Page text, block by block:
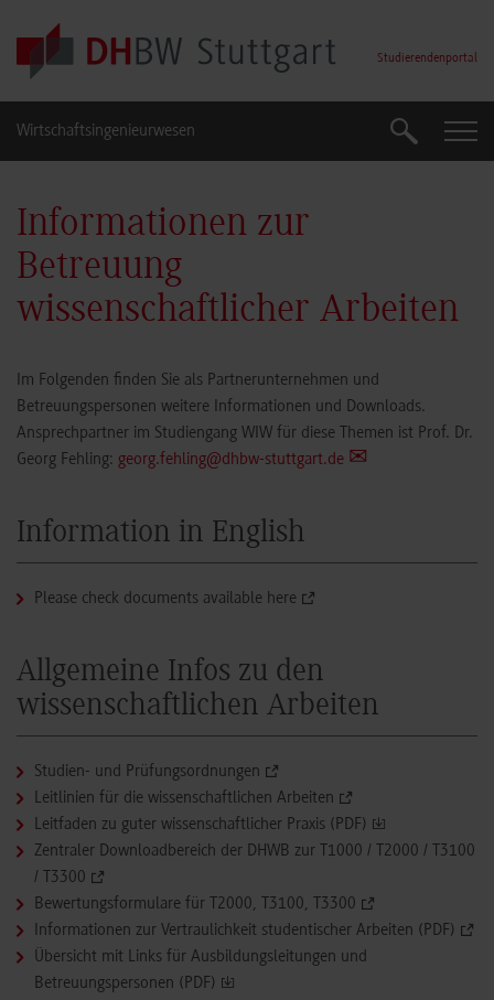
Skip to main content
Studierendenportal
Wirtschaftsingenieurwesen Suche
Informationen zur
Betreuung
wissenschaftlicher Arbeiten
Im Folgenden finden Sie als Partnerunternehmen und
Betreuungspersonen weitere Informationen und Downloads.
Ansprechpartner im Studiengang WIW für diese Themen ist Prof. Dr.
Georg Fehling: georg.fehling@dhbw-stuttgart.de
Information in English
Please check documents available here
Allgemeine Infos zu den
wissenschaftlichen Arbeiten
Studien- und Prüfungsordnungen
Leitlinien für die wissenschaftlichen Arbeiten
Leitfaden zu guter wissenschaftlicher Praxis (PDF)
Zentraler Downloadbereich der DHWB zur T1000 / T2000 / T3100
/ T3300
Bewertungsformulare für T2000, T3100, T3300
Informationen zur Vertraulichkeit studentischer Arbeiten (PDF)
Übersicht mit Links für Ausbildungsleitungen und
Betreuungspersonen (PDF)